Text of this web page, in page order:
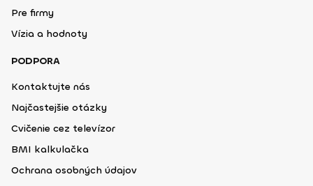
Pre firmy
Vízia a hodnoty
PODPORA
Kontaktujte nás
Najčastejšie otázky
Cvičenie cez televízor
BMI kalkulačka
Ochrana osobných údajov